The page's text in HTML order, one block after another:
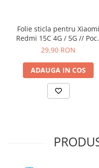
necesita cunostinte si
reparatiilor GSM.
GARANTIE
Garantia se ofera doar in
intr-un service GSM.
Click aici pentru mai multe
Folie sticla pentru Xiaomi
Redmi 15C 4G / 5G //
C85 4G
29,90 RON
ADAUGA IN COS